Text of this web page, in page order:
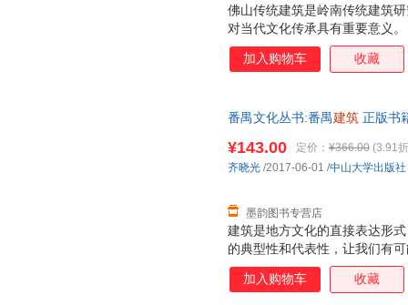
佛山传统建筑是岭南传统建筑
对当代文化传承具有重要意义
史文化背景、佛山传统建筑历
佛山传统建筑形制特色、佛山
加入购物车 收藏
番禺文化丛书:番禺建筑 正版书
建筑是地方文化的直接表达形
的典型性和代表性，让我们有
统。
¥143.00 定价： ¥366.00 (3.91
墨韵图书专营店
齐晓光 /2017-06-01 /中山大学出版社
加入购物车 收藏